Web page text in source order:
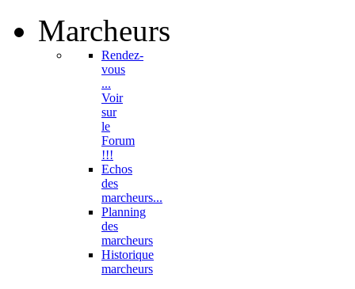
Marcheurs
Rendez-
vous
...
Voir
sur
le
Forum
!!!
Echos
des
marcheurs...
Planning
des
marcheurs
Historique
marcheurs